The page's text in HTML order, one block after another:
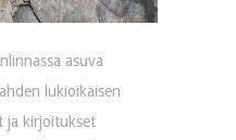
asuva
lukioikäisen
ja kirjoitukset